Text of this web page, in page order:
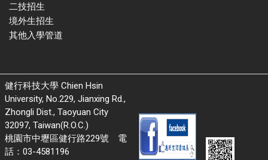
二技招生
境外生招生
其他入學管道
健行科技大學 Chien Hsin
University, No.229, Jianxing Rd.,
Zhongli Dist., Taoyuan City
32097, Taiwan(R.O.C.)
桃園市中壢區健行路229號 電
話：03-4581196